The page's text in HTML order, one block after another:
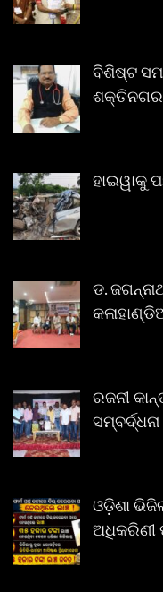
ବିଶିଷ୍ଟ
ଶକ୍ତିନଗର
ହାଇୱାକୁ
ଡ.
ରଜନୀ
ସମ୍ବର୍ଦ୍ଧନା
ଓଡ଼ିଶା
ଅଧିକରିଣୀ